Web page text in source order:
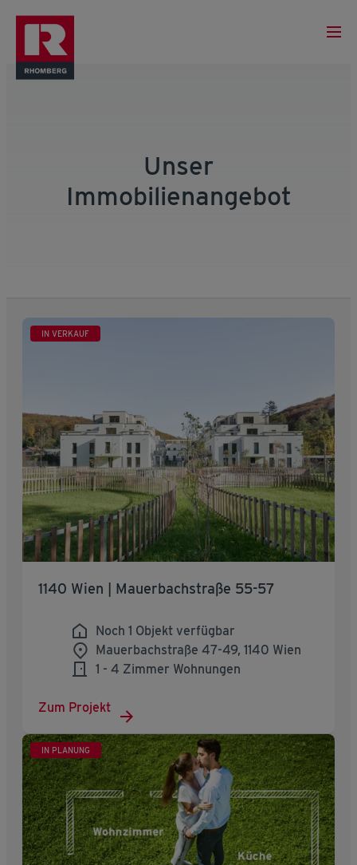
Unser
Immobilienangebot
IN VERKAUF
1140 Wien | Mauerbachstraße 55-57
Noch 1 Objekt verfügbar
Mauerbachstraße 47-49, 1140 Wien
1 - 4 Zimmer Wohnungen
Zum Projekt
IN PLANUNG